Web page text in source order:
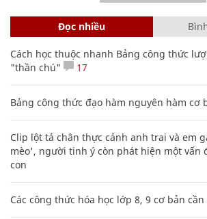
Đọc nhiều
Cách học thuộc nhanh Bảng công thức
"thần chú"
17
Bảng công thức đạo hàm nguyên hàm cơ
Clip lột tả chân thực cảnh anh trai và em
mèo', người tinh ý còn phát hiện một vấn
con
Các công thức hóa học lớp 8, 9 cơ bản